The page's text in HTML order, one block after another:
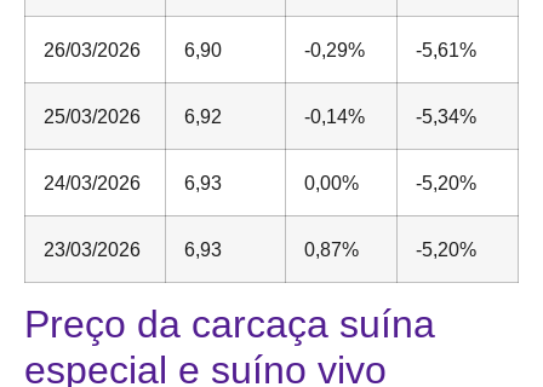
26/03/2026 6,90 -0,29% -5,61%
25/03/2026 6,92 -0,14% -5,34%
24/03/2026 6,93 0,00% -5,20%
23/03/2026 6,93 0,87% -5,20%
Preço da carcaça suína
especial e suíno vivo